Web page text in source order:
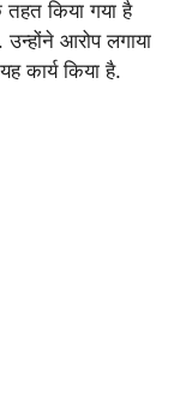
किया गया है
आरोप लगाया
कार्य किया है.